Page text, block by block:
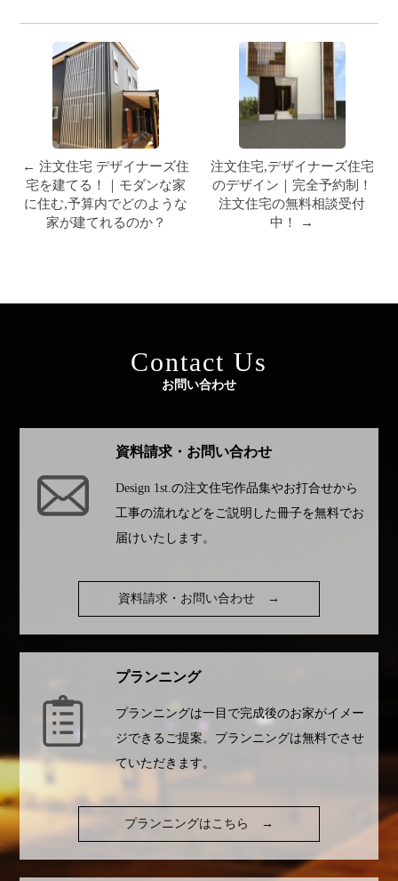
← 注文住宅 デザイナーズ住
宅を建てる！｜モダンな家
に住む,予算内でどのような
家が建てれるのか？
注文住宅,デザイナーズ住宅
のデザイン｜完全予約制！
注文住宅の無料相談受付
中！ →
Contact Us
お問い合わせ
資料請求・お問い合わせ
Design 1st.の注文住宅作品集やお打合せから
工事の流れなどをご説明した冊子を無料でお
届けいたします。
資料請求・お問い合わせ →
プランニング
プランニングは一目で完成後のお家がイメー
ジできるご提案。プランニングは無料でさせ
ていただきます。
プランニングはこちら →